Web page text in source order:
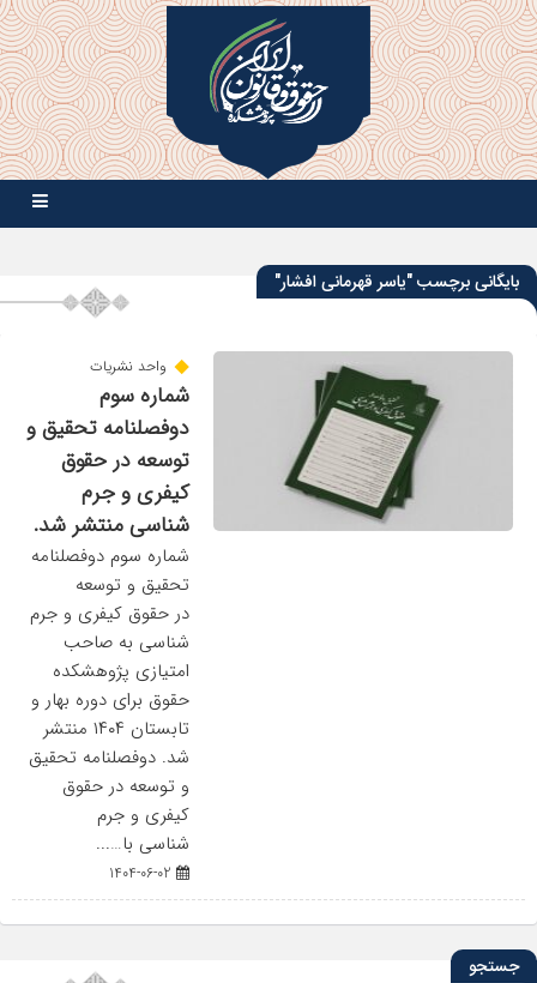
بایگانی برچسب "یاسر قهرمانی افشار"
واحد نشریات
شماره سوم
دوفصلنامه تحقیق و
توسعه در حقوق
کیفری و جرم
شناسی منتشر شد.
شماره سوم دوفصلنامه
تحقیق و توسعه
در حقوق کیفری و جرم
شناسی به صاحب
امتیازی پژوهشکده
حقوق برای دوره بهار و
تابستان ۱۴۰۴ منتشر
شد. دوفصلنامه تحقیق
و توسعه در حقوق
کیفری و جرم
شناسی با…...
جستجو